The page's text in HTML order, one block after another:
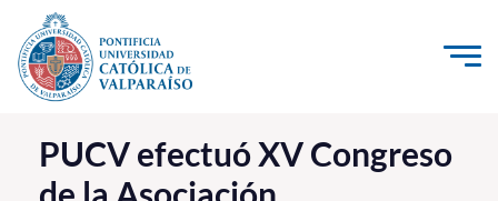
Click acá para ir directamente al contenido
La Universidad
Investigación, Creación e Innovación
PUCV efectuó XV Congreso